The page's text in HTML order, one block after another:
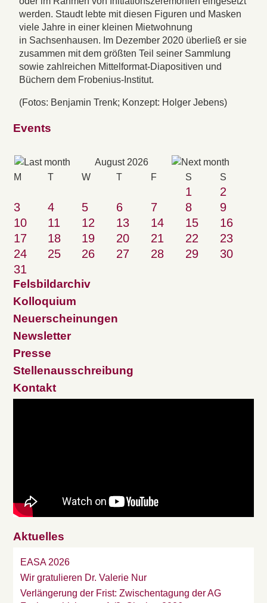
werden. Staudt lebte mit diesen Figuren und Masken
viele Jahre in einer kleinen Mietwohnung
in Sachsenhausen. Im Dezember 2020 überließ er sie
zusammen mit dem größten Teil seiner Sammlung
sowie zahlreichen Mittelformat-Diapositiven und
Büchern dem Frobenius-Institut.
(Fotos: Benjamin Trenk; Konzept: Holger Jebens)
Events
August 2026
M T W T F S S
1
2
3
4 5 6 7 8
9
10
11 12 13 14 15
16
17
18 19 20 21 22
23
24
25 26 27 28 29
30
31
Felsbildarchiv
Kolloquium
Neuerscheinungen
Newsletter
Presse
Stellenausschreibung
Kontakt
Aktuelles
EASA 2026
Wir gratulieren Dr. Valerie Nur
Verlängerung der Frist: Zwischentagung der AG